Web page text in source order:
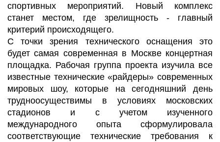
спортивных мероприятий. Новый комплекс
станет местом, где зрелищность - главный
критерий происходящего.
С точки зрения технического оснащения это
будет самая современная в Москве концертная
площадка. Рабочая группа проекта изучила все
известные технические «райдеры» современных
мировых шоу, которые на сегодняшний день
трудноосуществимы в условиях московских
стадионов и с учетом изученного
международного опыта сформулировала
соответствующие технические требования к